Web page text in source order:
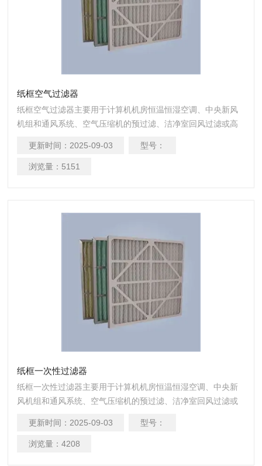
纸框空气过滤器
纸框空气过滤器主要用于计算机机房恒温恒湿空调、中央新风
机组和通风系统、空气压缩机的预过滤、洁净室回风过滤或高
更新时间： 2025-09-03 型号：
浏览量： 5151
纸框一次性过滤器
纸框一次性过滤器主要用于计算机机房恒温恒湿空调、中央新
风机组和通风系统、空气压缩机的预过滤、洁净室回风过滤或
更新时间： 2025-09-03 型号：
浏览量： 4208